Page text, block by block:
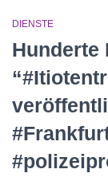
DIENSTE
Hunderte